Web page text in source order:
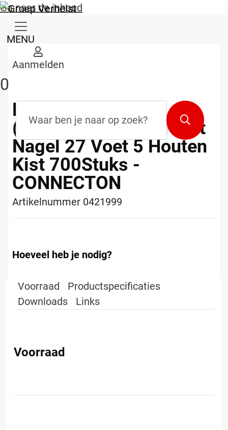
Ga naar de inhoud
MENU
Aanmelden
0
Zoeken
Leihaak Inox 304
(18/10) 2.7x90mm Bult
Nagel 27 Voet 5 Houten
Kist 700Stuks -
CONNECTON
Artikelnummer 0421999
Hoeveel heb je nodig?
Voorraad
Productspecificaties
Downloads
Links
Voorraad